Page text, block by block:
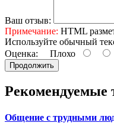
Ваш отзыв:
Примечание: HTML
Используйте обычный
Оценка: Плохо
Продолжить
Рекомендуемые
Общение с трудными